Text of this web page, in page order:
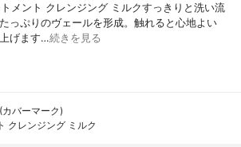
メント クレンジング ミルクすっきりと洗い流
っぷりのヴェールを形成。触れると心地よい
げます…続きを見る
バーマーク)
クレンジング ミルク